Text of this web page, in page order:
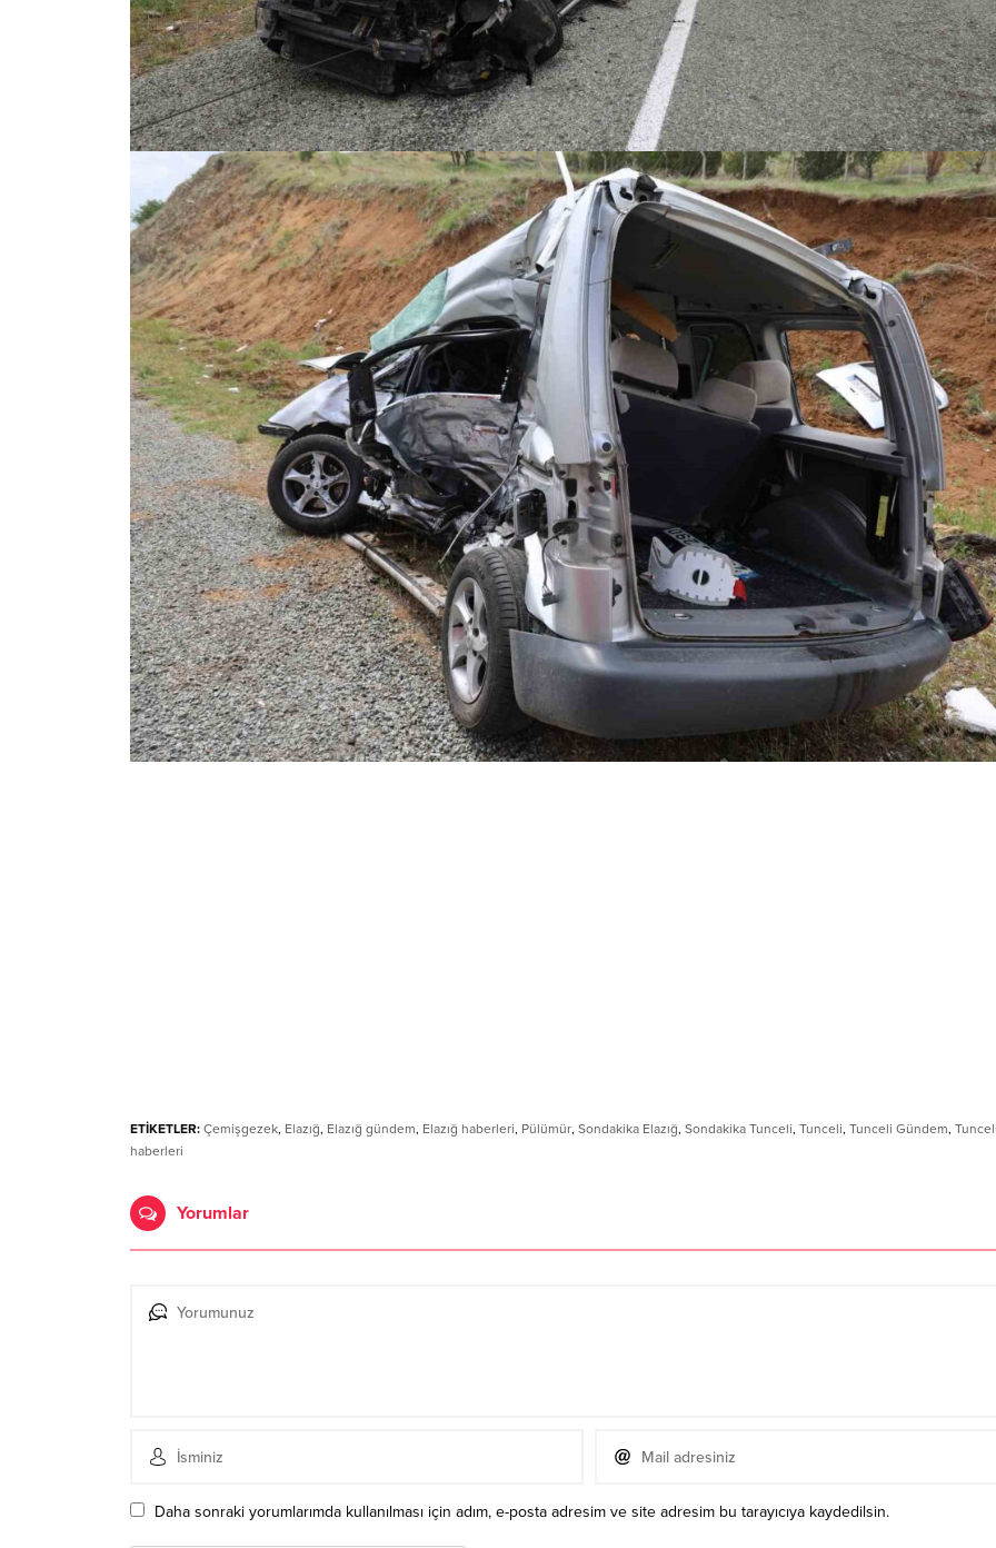
ETİKETLER: Çemişgezek, Elazığ, Elazığ gündem, Elazığ haberleri, Pülümür, Sondakika Elazığ, Sondakika Tunceli, Tunceli, Tunceli Gündem,
haberleri
Yorumlar
Daha sonraki yorumlarımda kullanılması için adım, e-posta adresim ve site adresim bu tarayıcıya kaydedilsin.